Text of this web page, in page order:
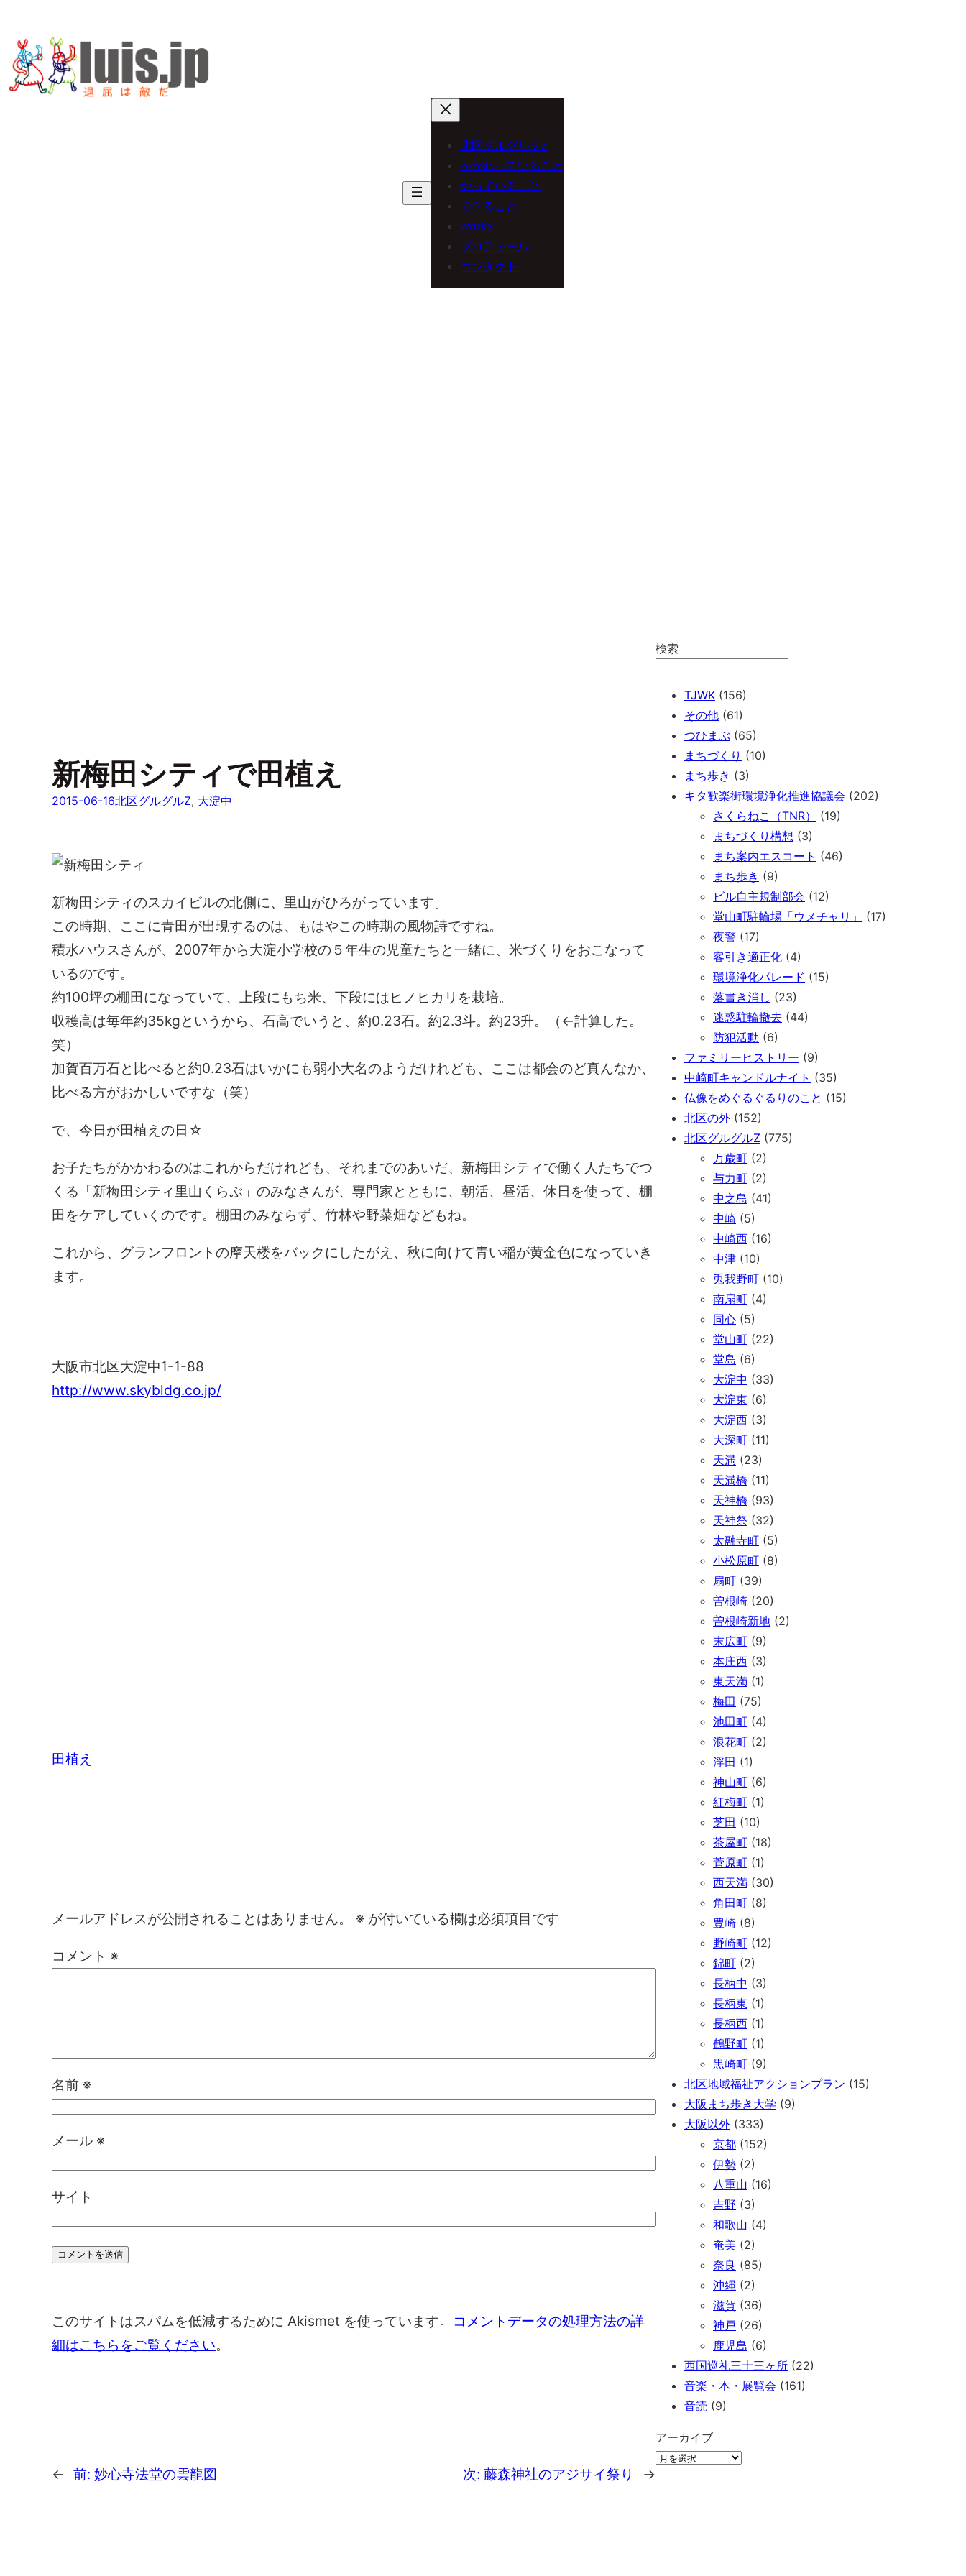
容
を
ス
北区グルグルグZ
かかわっていること
やっていること
できること
works
プロフィール
コンタクト
新梅田シティで田植え
2015-06-16北区グルグルZ, 大淀中
新梅田シティのスカイビルの北側に、里山がひろがっています。
この時期、ここに青田が出現するのは、もはやこの時期の風物詩ですね。
積水ハウスさんが、2007年から大淀小学校の５年生の児童たちと一緒に、米づくりをおこなって
いるのです。
約100坪の棚田になっていて、上段にもち米、下段にはヒノヒカリを栽培。
収穫高は毎年約35kgというから、石高でいうと、約0.23石。約2.3斗。約23升。（←計算した。
笑）
加賀百万石と比べると約0.23石はいかにも弱小大名のようだけれども、ここは都会のど真んなか、
比べる方がおかしいですな（笑）
で、今日が田植えの日☆
お子たちがかかわるのはこれからだけれども、それまでのあいだ、新梅田シティで働く人たちでつ
くる「新梅田シティ里山くらぶ」のみなさんが、専門家とともに、朝活、昼活、休日を使って、棚
田をケアしていくのです。棚田のみならず、竹林や野菜畑などもね。
これから、グランフロントの摩天楼をバックにしたがえ、秋に向けて青い稲が黄金色になっていき
ます。
大阪市北区大淀中1-1-88
http://www.skybldg.co.jp/
田植え
メールアドレスが公開されることはありません。 ※ が付いている欄は必須項目です
コメント ※
名前 ※
メール ※
サイト
このサイトはスパムを低減するために Akismet を使っています。
コメントデータの処理方法の詳
細はこちらをご覧ください。
← 前: 妙心寺法堂の雲龍図 次: 藤森神社のアジサイ祭り →
検索
TJWK (156)
その他 (61)
つひまぶ (65)
まちづくり (10)
まち歩き (3)
キタ歓楽街環境浄化推進協議会 (202)
さくらねこ（TNR）
(19)
まちづくり構想 (3)
まち案内エスコート (46)
まち歩き (9)
ビル自主規制部会 (12)
堂山町駐輪場「ウメチャリ」
(17)
夜警 (17)
客引き適正化 (4)
環境浄化パレード (15)
落書き消し (23)
迷惑駐輪撤去 (44)
防犯活動 (6)
ファミリーヒストリー (9)
中崎町キャンドルナイト (35)
仏像をめぐるぐるりのこと (15)
北区の外 (152)
北区グルグルZ (775)
万歳町 (2)
与力町 (2)
中之島 (41)
中崎 (5)
中崎西 (16)
中津 (10)
兎我野町 (10)
南扇町 (4)
同心 (5)
堂山町 (22)
堂島 (6)
大淀中 (33)
大淀東 (6)
大淀西 (3)
大深町 (11)
天満 (23)
天満橋 (11)
天神橋 (93)
天神祭 (32)
太融寺町 (5)
小松原町 (8)
扇町 (39)
曽根崎 (20)
曽根崎新地 (2)
末広町 (9)
本庄西 (3)
東天満 (1)
梅田 (75)
池田町 (4)
浪花町 (2)
浮田 (1)
神山町 (6)
紅梅町 (1)
芝田 (10)
茶屋町 (18)
菅原町 (1)
西天満 (30)
角田町 (8)
豊崎 (8)
野崎町 (12)
錦町 (2)
長柄中 (3)
長柄東 (1)
長柄西 (1)
鶴野町 (1)
黒崎町 (9)
北区地域福祉アクションプラン (15)
大阪まち歩き大学 (9)
大阪以外 (333)
京都 (152)
伊勢 (2)
八重山 (16)
吉野 (3)
和歌山 (4)
奄美 (2)
奈良 (85)
沖縄 (2)
滋賀 (36)
神戸 (26)
鹿児島 (6)
西国巡礼三十三ヶ所 (22)
音楽・本・展覧会 (161)
音読 (9)
アーカイブ